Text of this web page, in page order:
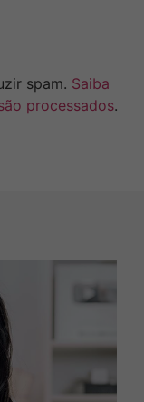
spam. Saiba
processados.